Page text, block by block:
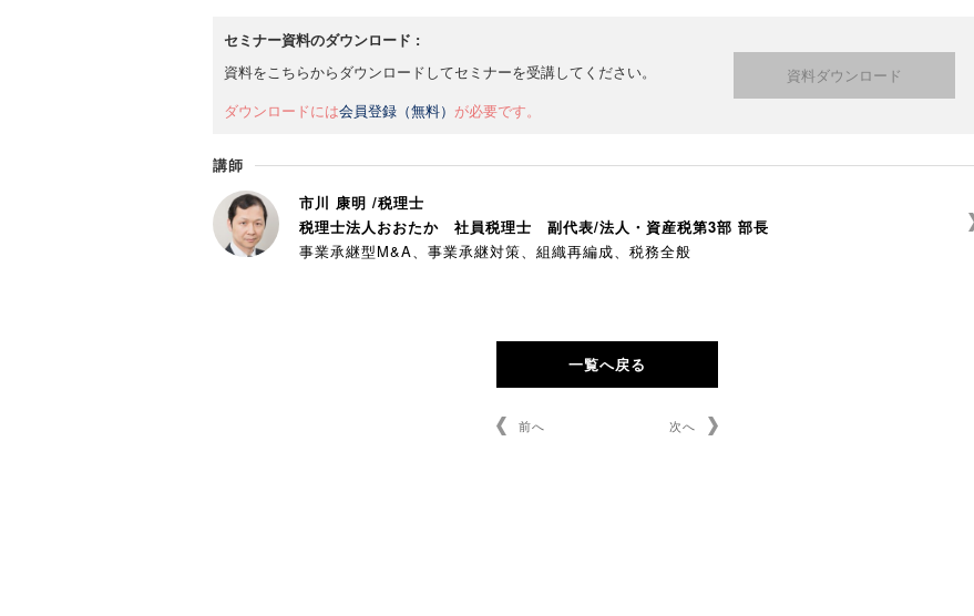
セミナー資料のダウンロード :
資料をこちらからダウンロードしてセミナーを受講してください。
資料ダウンロード
ダウンロードには会員登録（無料） が必要です。
講師
市川 康明 /税理士
税理士法人おおたか 社員税理士 副代表/法人・資産税第3部 部長
事業承継型M&A、事業承継対策、組織再編成、税務全般
一覧へ戻る
前へ 次へ